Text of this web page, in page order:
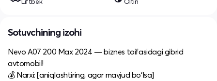
Sotuvchining izohi
Nevo A07 200 Max 2024 — biznes toifasidagi gibrid
avtomobil!
💰 Narxi: [aniqlashtiring, agar mavjud bo‘lsa]